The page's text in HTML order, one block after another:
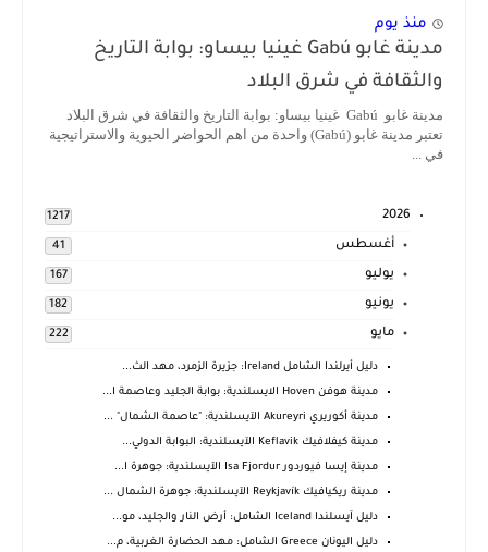
منذ يوم
مدينة غابو Gabú غينيا بيساو: بوابة التاريخ
والثقافة في شرق البلاد
مدينة غابو Gabú غينيا بيساو: بوابة التاريخ والثقافة في شرق البلاد
تعتبر مدينة غابو (Gabú) واحدة من اهم الحواضر الحيوية والاستراتيجية
في ...
2026
1217
أغسطس 41
يوليو 167
يونيو 182
مايو 222
دليل أيرلندا الشامل Ireland: جزيرة الزمرد، مهد الث...
مدينة هوفن Hoven الايسلندية: بوابة الجليد وعاصمة ا...
مدينة أكوريري Akureyri الآيسلندية: "عاصمة الشمال" ...
مدينة كيفلافيك Keflavik الآيسلندية: البوابة الدولي...
مدينة إيسا فيوردور Isa Fjordur الآيسلندية: جوهرة ا...
مدينة ريكيافيك Reykjavík الآيسلندية: جوهرة الشمال ...
دليل آيسلندا Iceland الشامل: أرض النار والجليد، مو...
دليل اليونان Greece الشامل: مهد الحضارة الغربية، م...